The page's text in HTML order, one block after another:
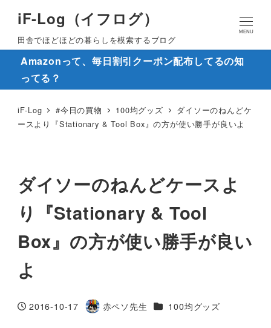
iF-Log（イフログ）
田舎でほどほどの暮らしを模索するブログ
MENU
Amazonって、毎日割引クーポン配布してるの知
ってる？
iF-Log #今日の買物 100均グッズ
ダイソーのねんどケ
ースより『Stationary & Tool Box』の方が使い勝手が良いよ
ダイソーのねんどケースよ
り『Stationary & Tool
Box』の方が使い勝手が良い
よ
投稿日
2016-10-17
著
赤ペソ先生 カテゴリー
100均グッズ